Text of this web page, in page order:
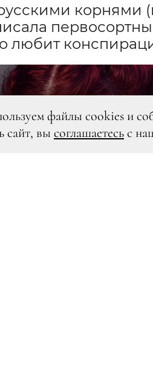
корнями
любит
файлы cookies и
сайт, вы соглашаетесьс